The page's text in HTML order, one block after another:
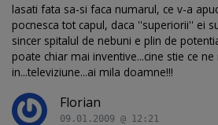
lasati fata sa-si faca numarul, ce v-a
pocnesca tot capul, daca ''superiorii'' ei
sincer spitalul de nebuni e plin de
poate chiar mai inventive...cine stie ce
in...televiziune...ai mila doamne!!!
Florian
09.01.2009 @ 12:21